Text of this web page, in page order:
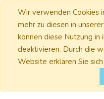
Wir verwenden Cookies
mehr zu diesen in unserer
können diese Nutzung
deaktivieren. Durch die
Website erklären Sie